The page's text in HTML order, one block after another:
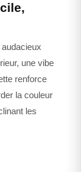
une vibe
renforce
la couleur
les